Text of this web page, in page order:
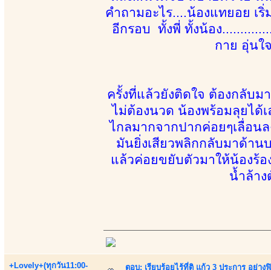
คำถามอะไร....น้องแทยอย เ
อีกรอบ ทั้งพี่ ทั้งน้อง
กาย อุ่นใ
ครั้งที่แล้วยังติดใจ ต้องกลับม
ไม่ต้องนวด น้องพร้อมลุยได้
ไกลมากจากปากค่อยๆเลื่อน
มันยิ่งเสียวพลิกกลับมาด้าน
แล้วค่อยขยับตัวมาให้น้องร้อ
น้ำล้า
+Lovely+(ทุกวัน11:00- ตอบ: เรียบร้อยไร้ที่ติ แก้ว 3 ประการ อย่า